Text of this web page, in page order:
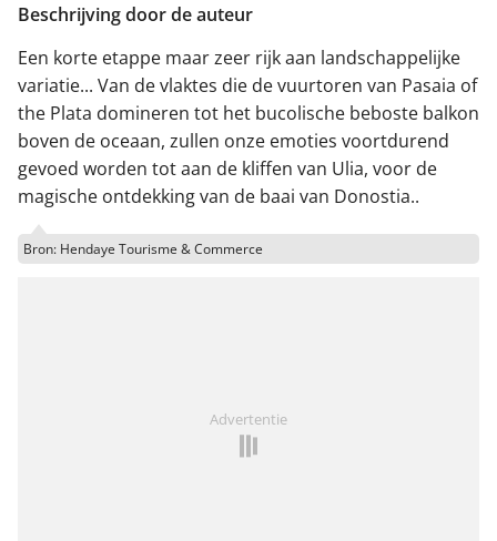
Beschrijving door de auteur
Een korte etappe maar zeer rijk aan landschappelijke
variatie... Van de vlaktes die de vuurtoren van Pasaia of
the Plata domineren tot het bucolische beboste balkon
boven de oceaan, zullen onze emoties voortdurend
gevoed worden tot aan de kliffen van Ulia, voor de
magische ontdekking van de baai van Donostia..
Bron: Hendaye Tourisme & Commerce
Advertentie